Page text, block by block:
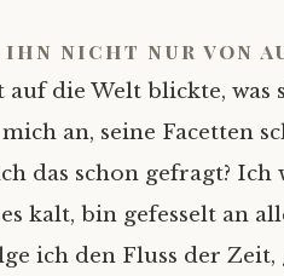
nicht nur von
die Welt blickte, was
an, seine Facetten
das schon gefragt? Ich
kalt, bin gefesselt an
ich den Fluss der